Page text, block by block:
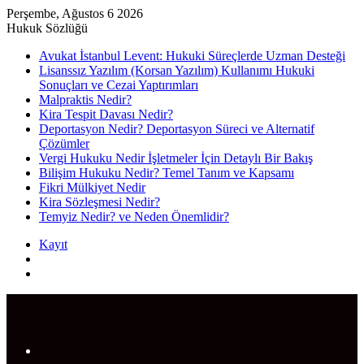
Perşembe, Ağustos 6 2026
Hukuk Sözlüğü
Avukat İstanbul Levent: Hukuki Süreçlerde Uzman Desteği
Lisanssız Yazılım (Korsan Yazılım) Kullanımı Hukuki
Sonuçları ve Cezai Yaptırımları
Malpraktis Nedir?
Kira Tespit Davası Nedir?
Deportasyon Nedir? Deportasyon Süreci ve Alternatif
Çözümler
Vergi Hukuku Nedir İşletmeler İçin Detaylı Bir Bakış
Bilişim Hukuku Nedir? Temel Tanım ve Kapsamı
Fikri Mülkiyet Nedir
Kira Sözleşmesi Nedir?
Temyiz Nedir? ve Neden Önemlidir?
Kayıt